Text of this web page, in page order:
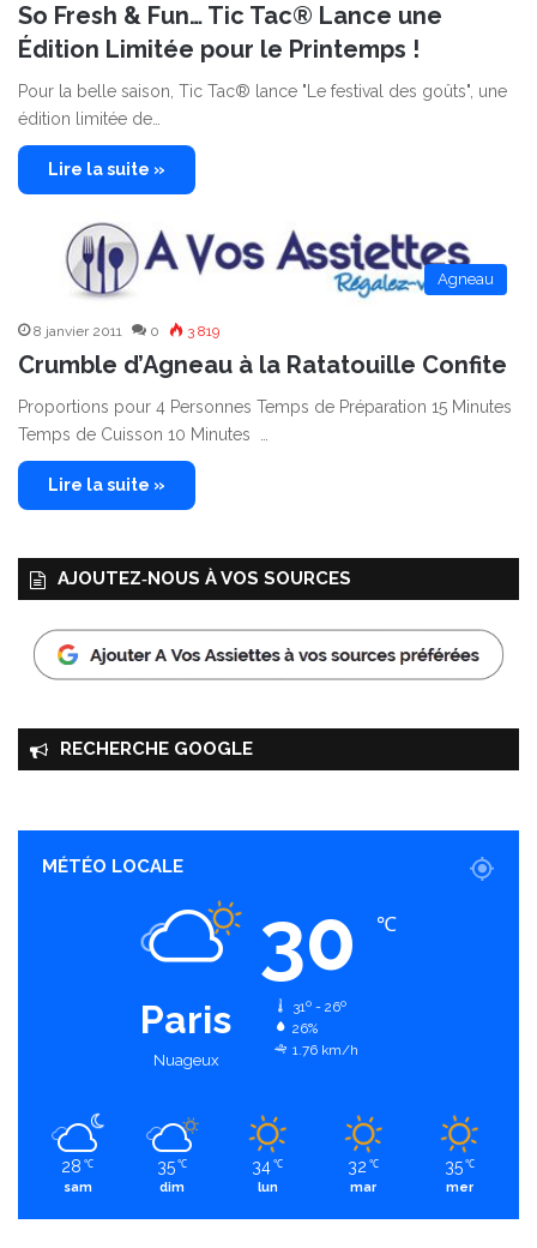
So Fresh & Fun… Tic Tac® Lance une
Édition Limitée pour le Printemps !
Pour la belle saison, Tic Tac® lance "Le festival des goûts", une
édition limitée de…
Lire la suite »
Agneau
8 janvier 2011 0 3 819
Crumble d’Agneau à la Ratatouille Confite
Proportions pour 4 Personnes Temps de Préparation 15 Minutes
Temps de Cuisson 10 Minutes …
Lire la suite »
AJOUTEZ‑NOUS À VOS SOURCES
RECHERCHE GOOGLE
MÉTÉO LOCALE
Paris
Nuageux
30 ℃
31º - 26º
26%
1.76 km/h
28 ℃
sam
35 ℃
dim
34 ℃
lun
32 ℃
mar
35 ℃
mer